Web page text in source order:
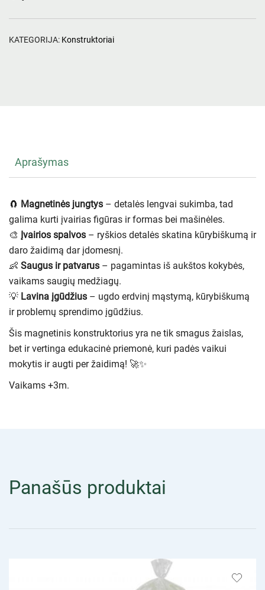
KATEGORIJA: Konstruktoriai
Aprašymas
🧲 Magnetinės jungtys – detalės lengvai sukimba, tad
galima kurti įvairias figūras ir formas bei mašinėles.
🎨 Įvairios spalvos – ryškios detalės skatina kūrybiškumą ir
daro žaidimą dar įdomesnį.
👶 Saugus ir patvarus – pagamintas iš aukštos kokybės,
vaikams saugių medžiagų.
💡 Lavina įgūdžius – ugdo erdvinį mąstymą, kūrybiškumą
ir problemų sprendimo įgūdžius.
Šis magnetinis konstruktorius yra ne tik smagus žaislas,
bet ir vertinga edukacinė priemonė, kuri padės vaikui
mokytis ir augti per žaidimą! 🚀✨
Vaikams +3m.
Panašūs produktai